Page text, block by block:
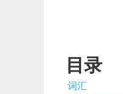
目录
词汇